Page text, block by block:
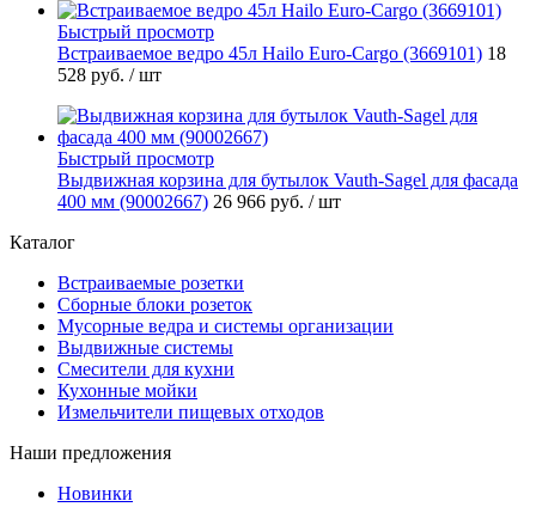
Быстрый просмотр
Встраиваемое ведро 45л Hailo Euro-Cargo (3669101) 18
528 руб. / шт
Быстрый просмотр
Выдвижная корзина для бутылок Vauth-Sagel для фасада
400 мм (90002667) 26 966 руб. / шт
Каталог
Встраиваемые розетки
Сборные блоки розеток
Мусорные ведра и системы организации
Выдвижные системы
Смесители для кухни
Кухонные мойки
Измельчители пищевых отходов
Наши предложения
Новинки